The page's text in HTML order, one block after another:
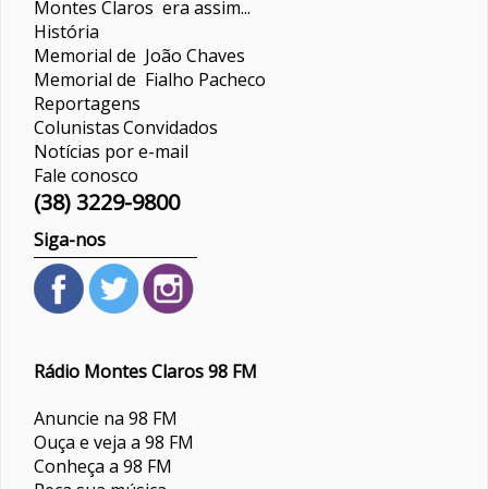
Montes Claros era assim...
História
Memorial de João Chaves
Memorial de Fialho Pacheco
Reportagens
ColunistasConvidados
Notícias por e-mail
Fale conosco
(38) 3229-9800
Siga-nos
Rádio Montes Claros 98 FM
Anuncie na 98 FM
Ouça e veja a 98 FM
Conheça a 98 FM